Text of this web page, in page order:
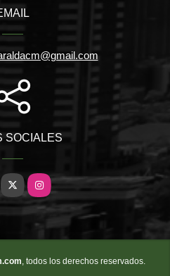
SOCIALES
X Instagram
, todos los derechos reservados.